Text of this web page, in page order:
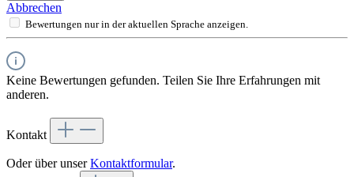
Abbrechen
Bewertungen nur in der aktuellen Sprache anzeigen.
Keine Bewertungen gefunden. Teilen Sie Ihre Erfahrungen mit
anderen.
Kontakt
Oder über unserKontaktformular.